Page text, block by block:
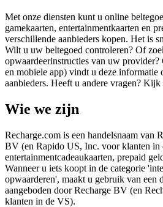
Met onze diensten kunt u online
gamekaarten, entertainmentkaarten en
verschillende aanbieders kopen. Het is
Wilt u uw beltegoed controleren? Of
opwaardeerinstructies van uw
en mobiele app) vindt u deze informatie
aanbieders. Heeft u andere vragen? Kijk
Wie we zijn
Recharge.com is een handelsnaam van
BV (en Rapido US, Inc. voor klanten in
entertainmentcadeaukaarten, prepaid
Wanneer u iets koopt in de categorie
opwaarderen', maakt u gebruik van een
aangeboden door Recharge BV (en
klanten in de VS).